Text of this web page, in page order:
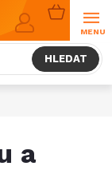
HLEDAT
NÁKUPNÍ
KOŠÍK
a